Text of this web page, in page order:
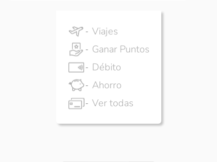
Viajes
Ganar Puntos
Débito
Ahorro
Ver todas